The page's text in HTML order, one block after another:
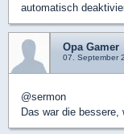
automatisch
Opa Gamer
07. September
@sermon
Das war die bessere,